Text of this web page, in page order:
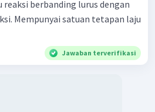
laju
Jawaban terverifikasi